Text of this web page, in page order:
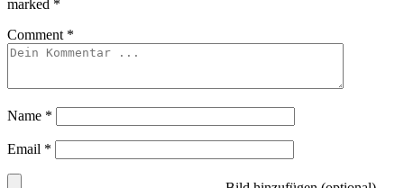
marked *
Comment *
Name *
Email *